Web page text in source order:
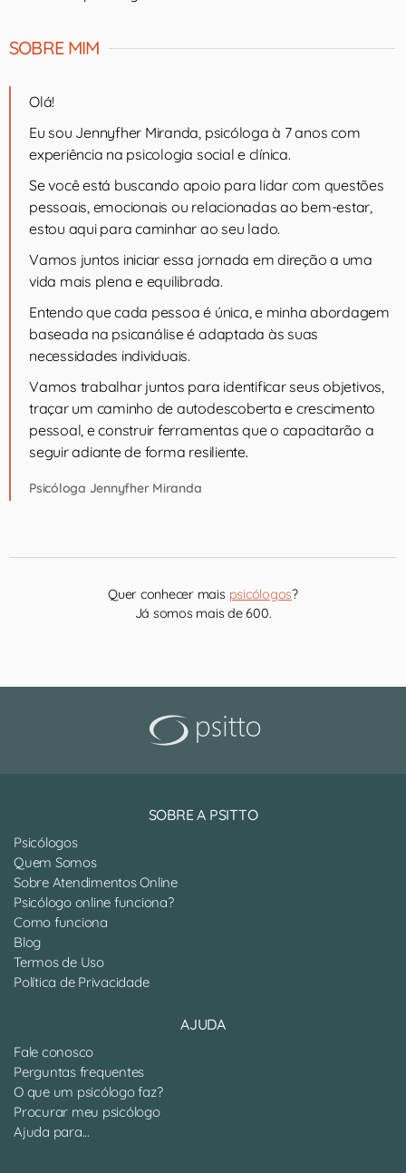
SOBRE MIM
Olá!
Eu sou Jennyfher Miranda, psicóloga à 7 anos com
experiência na psicologia social e clínica.
Se você está buscando apoio para lidar com questões
pessoais, emocionais ou relacionadas ao bem-estar,
estou aqui para caminhar ao seu lado.
Vamos juntos iniciar essa jornada em direção a uma
vida mais plena e equilibrada.
Entendo que cada pessoa é única, e minha abordagem
baseada na psicanálise é adaptada às suas
necessidades individuais.
Vamos trabalhar juntos para identificar seus objetivos,
traçar um caminho de autodescoberta e crescimento
pessoal, e construir ferramentas que o capacitarão a
seguir adiante de forma resiliente.
Psicóloga Jennyfher Miranda
Quer conhecer mais psicólogos?
Já somos mais de 600.
SOBRE A PSITTO
Psicólogos
Quem Somos
Sobre Atendimentos Online
Psicólogo online funciona?
Como funciona
Blog
Termos de Uso
Política de Privacidade
AJUDA
Fale conosco
Perguntas frequentes
O que um psicólogo faz?
Procurar meu psicólogo
Ajuda para...